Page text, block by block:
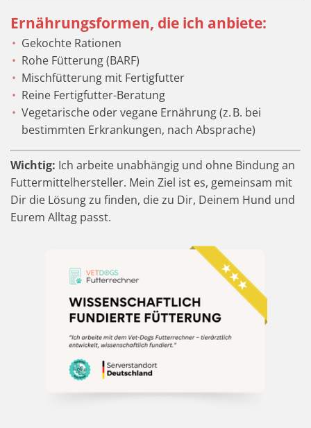
Ernährungsformen, die ich anbiete:
Gekochte Rationen
Rohe Fütterung (BARF)
Mischfütterung mit Fertigfutter
Reine Fertigfutter-Beratung
Vegetarische oder vegane Ernährung (z. B. bei
bestimmten Erkrankungen, nach Absprache)
Wichtig: Ich arbeite unabhängig und ohne Bindung an
Futtermittelhersteller. Mein Ziel ist es, gemeinsam mit
Dir die Lösung zu finden, die zu Dir, Deinem Hund und
Eurem Alltag passt.